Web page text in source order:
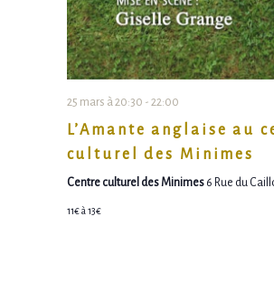
25 mars à 20:30 - 22:00
L’Amante anglaise au
culturel des Minimes
Centre culturel des Minimes 6 Rue du
11€ à 13€